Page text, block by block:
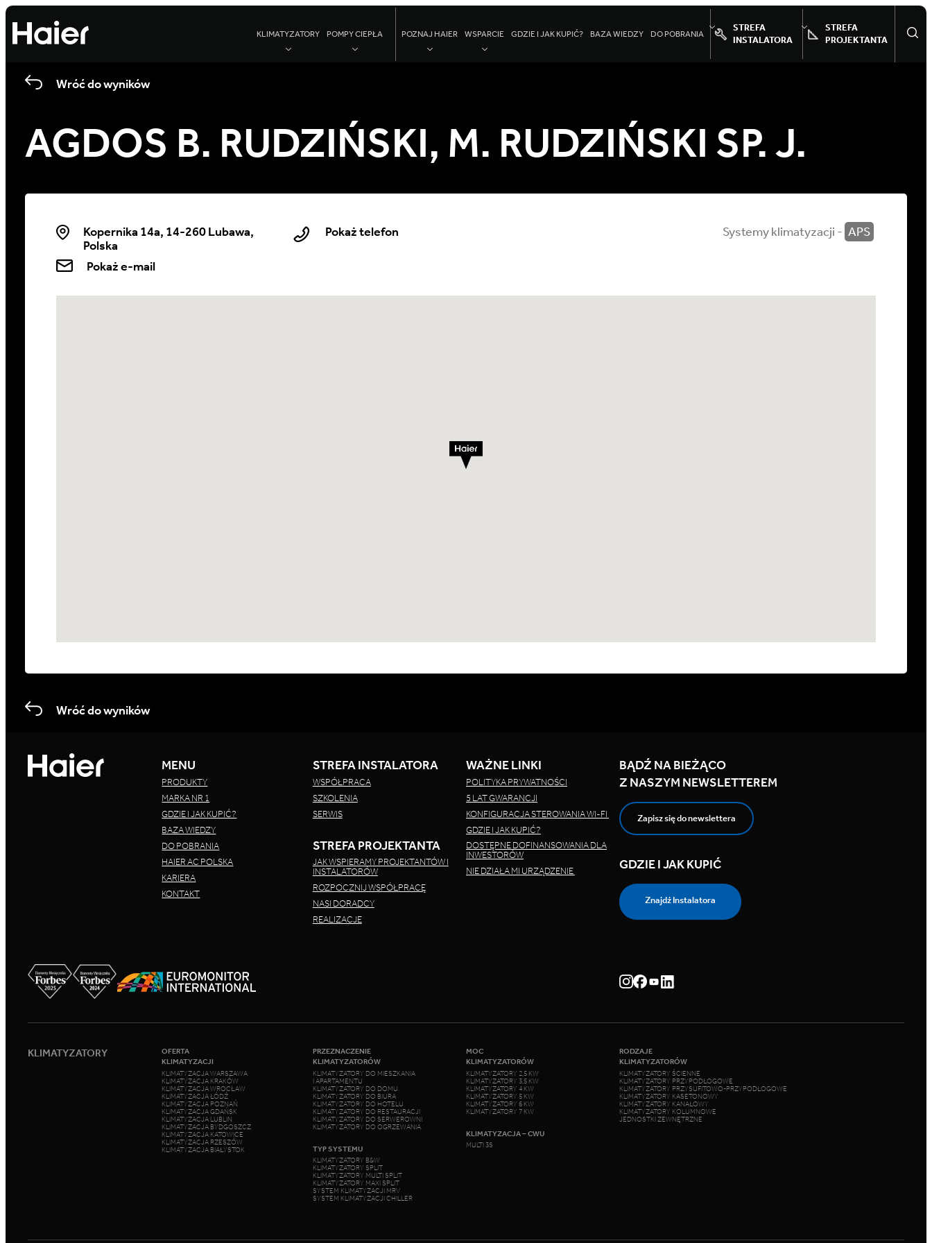
KLIMATYZATORY POMPY CIEPŁA POZNAJ HAIER WSPARCIE GDZIE I JAK KUPIĆ? BAZA WIEDZY DO POBRANIA
STREFA
INSTALATORA
STREFA
PROJEKTANTA
Wróć do wyników
AGDOS B. RUDZIŃSKI, M. RUDZIŃSKI SP. J.
Kopernika 14a, 14-260 Lubawa,
Polska
Pokaż telefon
Pokaż e-mail
Systemy klimatyzacji - APS
Wróć do wyników
MENU
PRODUKTY
MARKA NR 1
GDZIE I JAK KUPIĆ?
BAZA WIEDZY
DO POBRANIA
HAIER AC POLSKA
KARIERA
KONTAKT
STREFA INSTALATORA
WSPÓŁPRACA
SZKOLENIA
SERWIS
STREFA PROJEKTANTA
JAK WSPIERAMY PROJEKTANTÓW I
INSTALATORÓW
ROZPOCZNIJ WSPÓŁPRACĘ
NASI DORADCY
REALIZACJE
WAŻNE LINKI
POLITYKA PRYWATNOŚCI
5 LAT GWARANCJI
KONFIGURACJA STEROWANIA WI-FI
GDZIE I JAK KUPIĆ?
DOSTĘPNE DOFINANSOWANIA DLA
INWESTORÓW
NIE DZIAŁA MI URZĄDZENIE
BĄDŹ NA BIEŻĄCO
Z NASZYM NEWSLETTEREM
Zapisz się do newslettera
GDZIE I JAK KUPIĆ
Znajdź Instalatora
KLIMATYZATORY
OFERTA
KLIMATYZACJI
KLIMATYZACJA WARSZAWA
KLIMATYZACJA KRAKÓW
KLIMATYZACJA WROCŁAW
KLIMATYZACJA ŁÓDŹ
KLIMATYZACJA POZNAŃ
KLIMATYZACJA GDAŃSK
KLIMATYZACJA LUBLIN
KLIMATYZACJA BYDGOSZCZ
KLIMATYZACJA KATOWICE
KLIMATYZACJA RZESZÓW
KLIMATYZACJA BIAŁYSTOK
PRZEZNACZENIE
KLIMATYZATORÓW
KLIMATYZATORY DO MIESZKANIA
I APARTAMENTU
KLIMATYZATORY DO DOMU
KLIMATYZATORY DO BIURA
KLIMATYZATORY DO HOTELU
KLIMATYZATORY DO RESTAURACJI
KLIMATYZATORY DO SERWEROWNI
KLIMATYZATORY DO OGRZEWANIA
TYP SYSTEMU
KLIMATYZATORY B&W
KLIMATYZATORY SPLIT
KLIMATYZATORY MULTI SPLIT
KLIMATYZATORY MAXI SPLIT
SYSTEM KLIMATYZACJI MRV
SYSTEM KLIMATYZACJI CHILLER
MOC
KLIMATYZATORÓW
KLIMATYZATORY 2,5 KW
KLIMATYZATORY 3,5 KW
KLIMATYZATORY 4 KW
KLIMATYZATORY 5 KW
KLIMATYZATORY 6 KW
KLIMATYZATORY 7 KW
KLIMATYZACJA – CWU
MULTI 3S
RODZAJE
KLIMATYZATORÓW
KLIMATYZATORY ŚCIENNE
KLIMATYZATORY PRZYPODŁOGOWE
KLIMATYZATORY PRZYSUFITOWO-PRZYPODŁOGOWE
KLIMATYZATORY KASETONOWY
KLIMATYZATORY KANAŁOWY
KLIMATYZATORY KOLUMNOWE
JEDNOSTKI ZEWNĘTRZNE